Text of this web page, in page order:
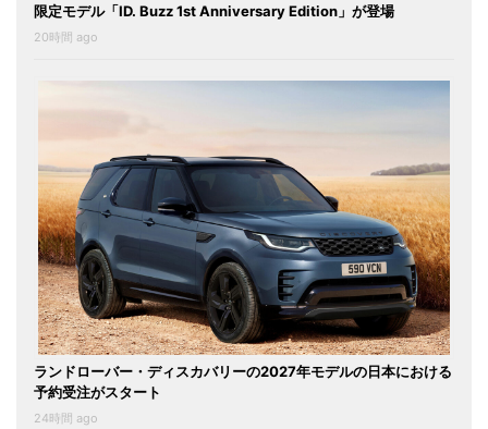
限定モデル「ID. Buzz 1st Anniversary Edition」が登場
20時間 ago
ランドローバー・ディスカバリーの2027年モデルの日本における
予約受注がスタート
24時間 ago